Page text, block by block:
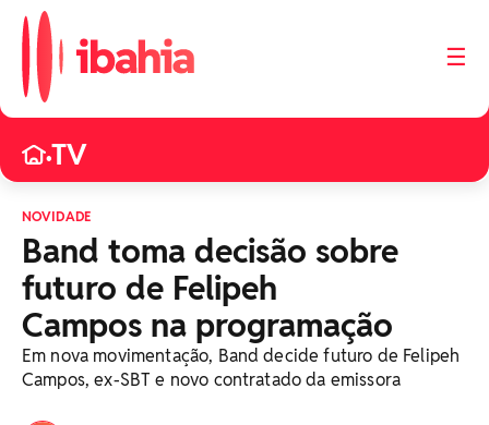
☰
•TV
NOVIDADE
Band toma decisão sobre
futuro de Felipeh
Campos na programação
Em nova movimentação, Band decide futuro de Felipeh
Campos, ex-SBT e novo contratado da emissora